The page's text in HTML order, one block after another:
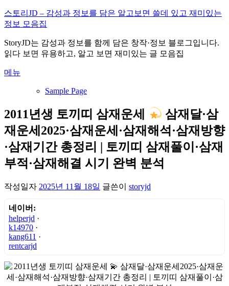
내
용
로
바
가
스토리JD – 감성과 정보를 담은 알고보면 쓸데 있고 재미있는
정보 모음집
StoryJD는 감성과 정보를 함께 담은 창작·정보 블로그입니다.
읽다 보면 유용하고, 알고 보면 재미있는 글 모음집
메뉴
Sample Page
2011년생 토끼띠 삼재운세
삼재달·삼
재운세2025·삼재운세·삼재해석·삼재방향
·삼재기간 총정리 | 토끼띠 삼재풀이·삼재
부적·삼재해결 시기 완벽 분석
작성일자 2025년 11월 18일 글쓴이 storyjd
네이버:
helperjd ·
k14970 ·
kang611 ·
rentcarjd